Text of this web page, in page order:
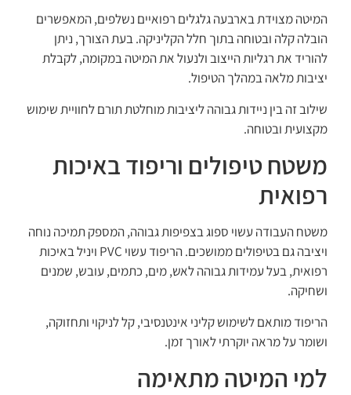
המיטה מצוידת בארבעה גלגלים רפואיים נשלפים, המאפשרים
הובלה קלה ובטוחה בתוך חלל הקליניקה. בעת הצורך, ניתן
להוריד את רגליות הייצוב ולנעול את המיטה במקומה, לקבלת
יציבות מלאה במהלך הטיפול.
שילוב זה בין ניידות גבוהה ליציבות מוחלטת תורם לחוויית שימוש
מקצועית ובטוחה.
משטח טיפולים וריפוד באיכות
רפואית
משטח העבודה עשוי ספוג בצפיפות גבוהה, המספק תמיכה נוחה
ויציבה גם בטיפולים ממושכים. הריפוד עשוי PVC ויניל באיכות
רפואית, בעל עמידות גבוהה לאש, מים, כתמים, עובש, שמנים
ושחיקה.
הריפוד מותאם לשימוש קליני אינטנסיבי, קל לניקוי ותחזוקה,
ושומר על מראה יוקרתי לאורך זמן.
למי המיטה מתאימה